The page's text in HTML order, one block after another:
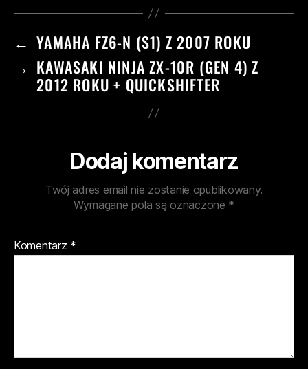
← YAMAHA FZ6-N (S1) Z 2007 ROKU
→ KAWASAKI NINJA ZX-10R (GEN 4) Z
2012 ROKU + QUICKSHIFTER
Dodaj komentarz
Twój adres email nie zostanie opublikowany.
Wymagane pola są oznaczone *
Komentarz *